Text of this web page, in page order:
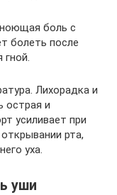
боль с
болеть после
гной.
Лихорадка и
острая и
усиливает при
рта,
уха.
уши